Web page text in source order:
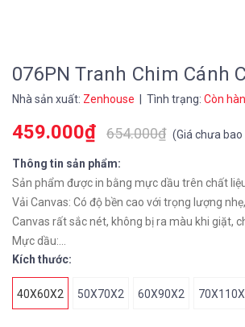
076PN Tranh Chim Cánh
Nhà sản xuất: Zenhouse | Tình trạng: Còn
459.000₫ 654.000₫ (Giá chưa
Thông tin sản phẩm:
Sản phẩm được in bằng mực dầu trên chất
Vải Canvas: Có độ bền cao với trọng lượng
Canvas rất sắc nét, không bị ra màu khi giặt,
Mực dầu:...
Kích thước:
40X60X2 50X70X2 60X90X2